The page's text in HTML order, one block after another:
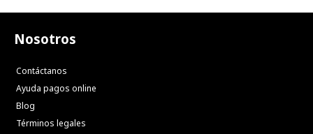
Nosotros
Contáctanos
Ayuda pagos online
Blog
Términos legales